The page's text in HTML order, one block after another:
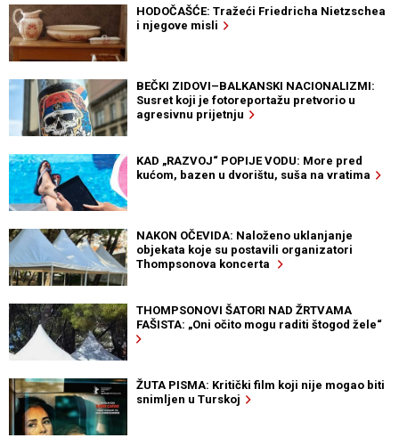
HODOČAŠĆE: Tražeći Friedricha Nietzschea
i njegove misli
BEČKI ZIDOVI–BALKANSKI NACIONALIZMI:
Susret koji je fotoreportažu pretvorio u
agresivnu prijetnju
KAD „RAZVOJ“ POPIJE VODU: More pred
kućom, bazen u dvorištu, suša na vratima
NAKON OČEVIDA: Naloženo uklanjanje
objekata koje su postavili organizatori
Thompsonova koncerta
THOMPSONOVI ŠATORI NAD ŽRTVAMA
FAŠISTA: „Oni očito mogu raditi štogod žele“
ŽUTA PISMA: Kritički film koji nije mogao biti
snimljen u Turskoj